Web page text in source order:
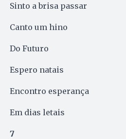
Sinto a brisa passar
Canto um hino
Do Futuro
Espero natais
Encontro esperança
Em dias letais
7